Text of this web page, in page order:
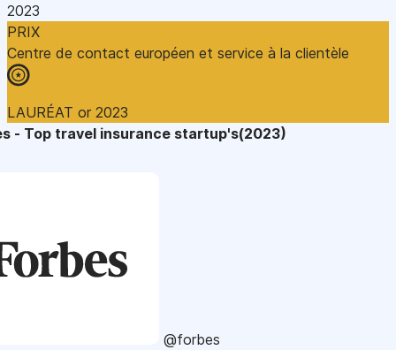
2023
PRIX
Centre de contact européen et service à la clientèle
LAURÉAT or 2023
- Top travel insurance startup's(2023)
@forbes